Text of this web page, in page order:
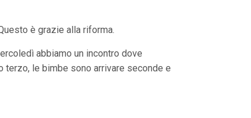
è grazie alla riforma.
abbiamo un incontro dove
terzo, le bimbe sono arrivare seconde e